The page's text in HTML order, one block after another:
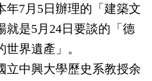
年7月 5日辦理的「建築文
就是5月 24日要談的 「德
世界遺產 」 。
立中興大學歷史系教授余